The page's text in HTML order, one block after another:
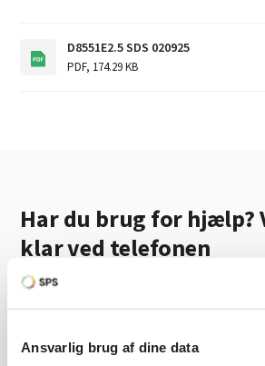
Ansvarlig brug af dine data
D8551E2.5 SDS 020925
PDF, 174.29 KB
Har du brug for hjælp?
klar ved telefonen
Vi tilbyder et bredt sortiment af
autolakering. Lige meget om du skal
blandeanlægsløsning, kan vi hjælpe dig.